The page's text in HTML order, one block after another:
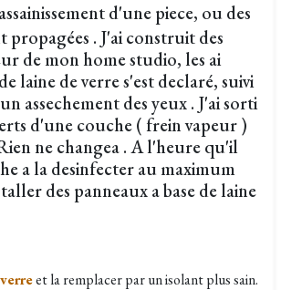
d'une piece, ou des
propagées . J'ai construit des
de mon home studio, les ai
laine de verre s'est declaré, suivi
assechement des yeux . J'ai sorti
d'une couche ( frein vapeur )
ne changea . A l'heure qu'il
a la desinfecter au maximum
des panneaux a base de laine
et la remplacer par un isolant plus sain.